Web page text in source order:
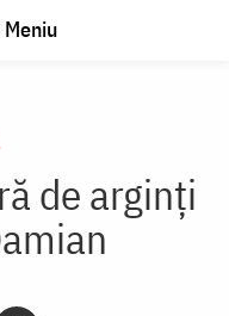
Meniu
de arginți